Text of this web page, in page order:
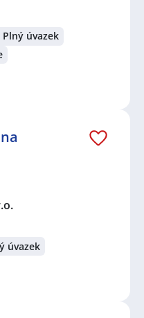
Plný úvazek
úvazek